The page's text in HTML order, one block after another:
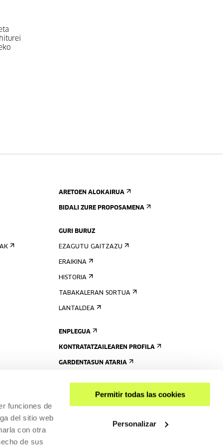
funciones de
del sitio web
con otra
de sus
Permitir todas las cookies
Personalizar
ARETOEN ALOKAIRUA
BIDALI ZURE PROPOSAMENA
GURI BURUZ
EZAGUTU GAITZAZU
ERAIKINA
HISTORIA
TABAKALERAN SORTUA
LANTALDEA
ENPLEGUA
KONTRATATZAILEAREN PROFILA
GARDENTASUN ATARIA